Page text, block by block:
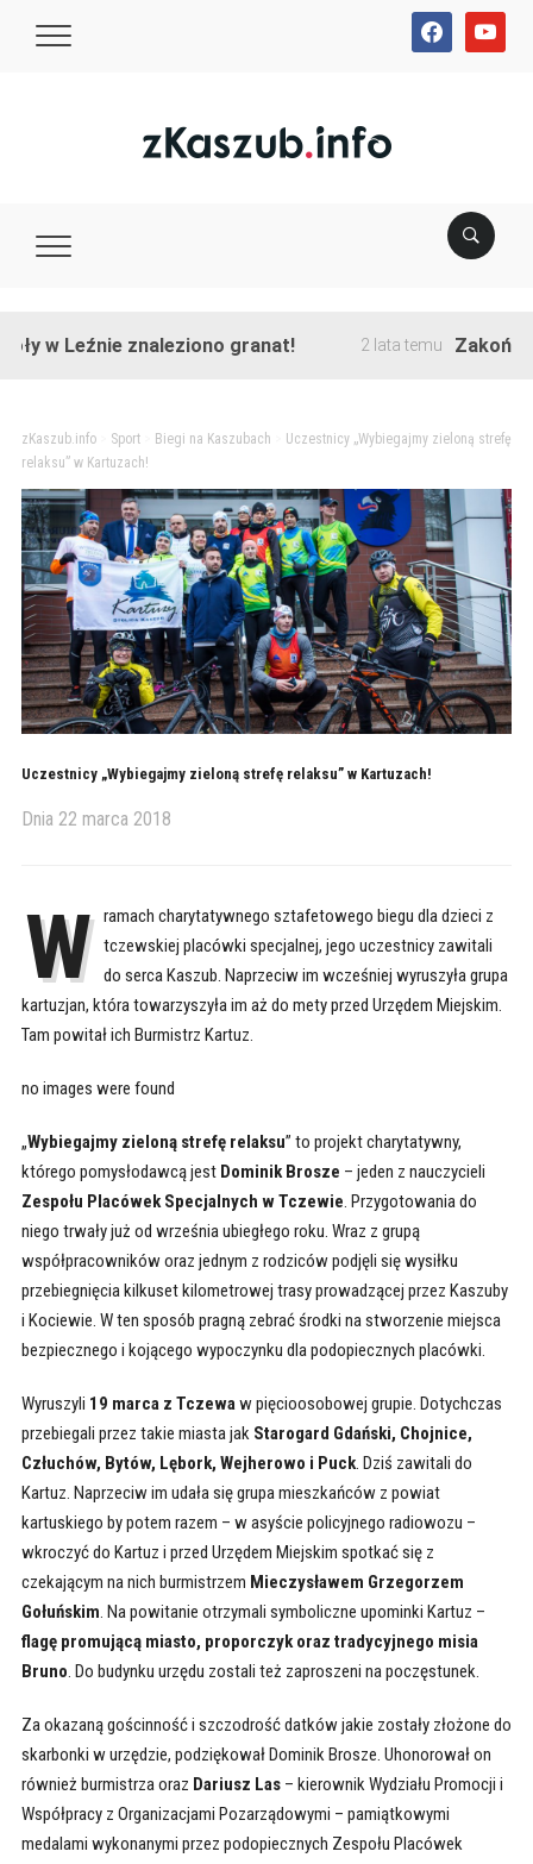
facebookyoutube
Leźnie znaleziono granat! 2 lata temu Zakończono
zKaszub.info> Sport> Biegi na Kaszubach
Uczestnicy „Wybiegajmy zieloną strefę
relaksu” w Kartuzach!
Uczestnicy „Wybiegajmy zieloną strefę relaksu” w Kartuzach!
Dnia 22 marca 2018
W ramach charytatywnego sztafetowego biegu dla dzieci z
tczewskiej placówki specjalnej, jego uczestnicy zawitali
do serca Kaszub. Naprzeciw im wcześniej wyruszyła grupa
kartuzjan, która towarzyszyła im aż do mety przed Urzędem Miejskim.
Tam powitał ich Burmistrz Kartuz.
no images were found
„Wybiegajmy zieloną strefę relaksu” to projekt charytatywny,
którego pomysłodawcą jest Dominik Brosze – jeden z nauczycieli
Zespołu Placówek Specjalnych w Tczewie. Przygotowania do
niego trwały już od września ubiegłego roku. Wraz z grupą
współpracowników oraz jednym z rodziców podjęli się wysiłku
przebiegnięcia kilkuset kilometrowej trasy prowadzącej przez Kaszuby
i Kociewie. W ten sposób pragną zebrać środki na stworzenie miejsca
bezpiecznego i kojącego wypoczynku dla podopiecznych placówki.
Wyruszyli 19 marca z Tczewaw pięcioosobowej grupie. Dotychczas
przebiegali przez takie miasta jak Starogard Gdański, Chojnice,
Człuchów, Bytów, Lębork, Wejherowo i Puck. Dziś zawitali do
Kartuz. Naprzeciw im udała się grupa mieszkańców z powiat
kartuskiego by potem razem – w asyście policyjnego radiowozu –
wkroczyć do Kartuz i przed Urzędem Miejskim spotkać się z
czekającym na nich burmistrzem Mieczysławem Grzegorzem
Gołuńskim. Na powitanie otrzymali symboliczne upominki Kartuz –
flagę promującą miasto, proporczyk oraz tradycyjnego misia
Bruno. Do budynku urzędu zostali też zaproszeni na poczęstunek.
Za okazaną gościnność i szczodrość datków jakie zostały złożone do
skarbonki w urzędzie, podziękował Dominik Brosze. Uhonorował on
również burmistrza oraz Dariusz Las– kierownik Wydziału Promocji i
Współpracy z Organizacjami Pozarządowymi – pamiątkowymi
medalami wykonanymi przez podopiecznych Zespołu Placówek